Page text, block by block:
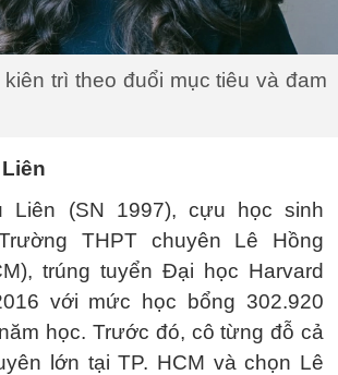
trì theo đuổi mục tiêu và đam
Liên (SN 1997), cựu học sinh
THPT chuyên Lê Hồng
trúng tuyển Đại học Harvard
với mức học bổng 302.920
học. Trước đó, cô từng đỗ cả
lớn tại TP. HCM và chọn Lê